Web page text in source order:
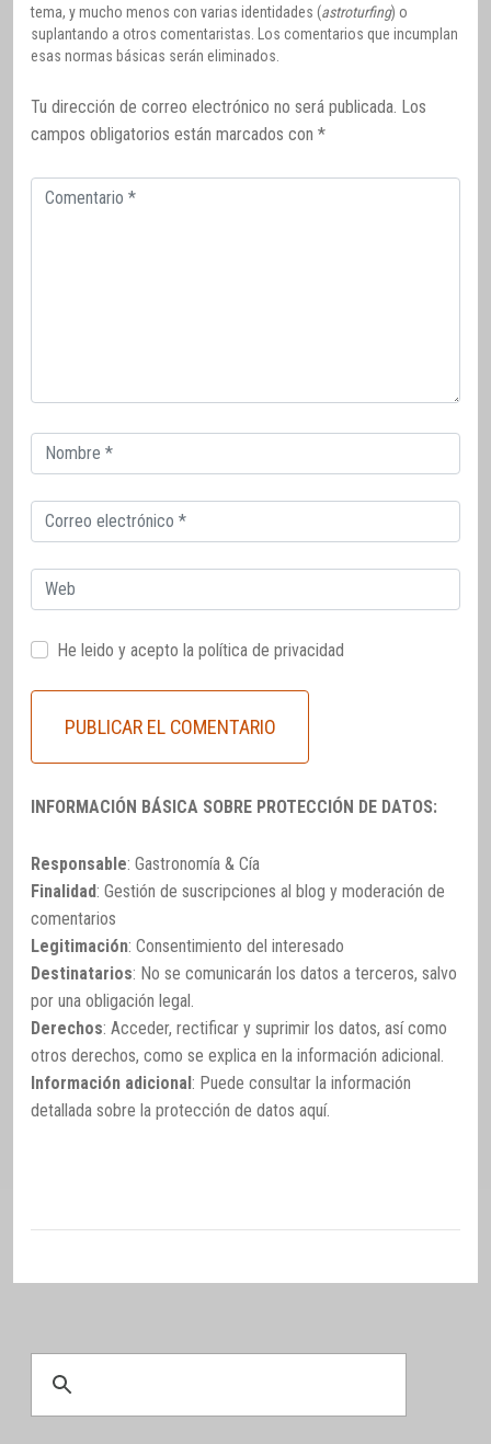
tema, y mucho menos con varias identidades (astroturfing) o
suplantando a otros comentaristas. Los comentarios que incumplan
esas normas básicas serán eliminados.
Tu dirección de correo electrónico no será publicada. Los
campos obligatorios están marcados con *
Comentario
Correo
electrónico
Correo
electrónico
Web
He leido y acepto la política de privacidad
INFORMACIÓN BÁSICA SOBRE PROTECCIÓN DE DATOS:
Responsable: Gastronomía & Cía
Finalidad: Gestión de suscripciones al blog y moderación de
comentarios
Legitimación: Consentimiento del interesado
Destinatarios: No se comunicarán los datos a terceros, salvo
por una obligación legal.
Derechos: Acceder, rectificar y suprimir los datos, así como
otros derechos, como se explica en la información adicional.
Información adicional: Puede consultar la información
detallada sobre la protección de datos aquí.